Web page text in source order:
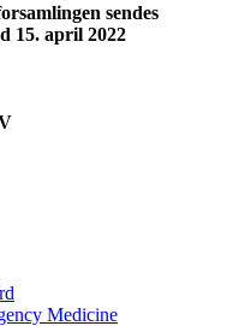
sendes
15. april 2022
Medicine